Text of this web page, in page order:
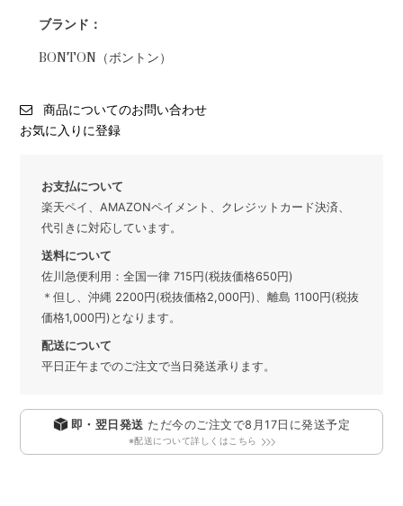
ブランド：
BONTON（ボントン）
商品についてのお問い合わせ
お気に入りに登録
お支払について
楽天ペイ、AMAZONペイメント、クレジットカード決済、
代引きに対応しています。
送料について
佐川急便利用：全国一律 715円(税抜価格650円)
＊但し、沖縄 2200円(税抜価格2,000円)、離島 1100円(税抜
価格1,000円)となります。
配送について
平日正午までのご注文で当日発送承ります。
即・翌日発送 ただ今のご注文で8月17日 に発送予定
※配送について詳しくはこちら